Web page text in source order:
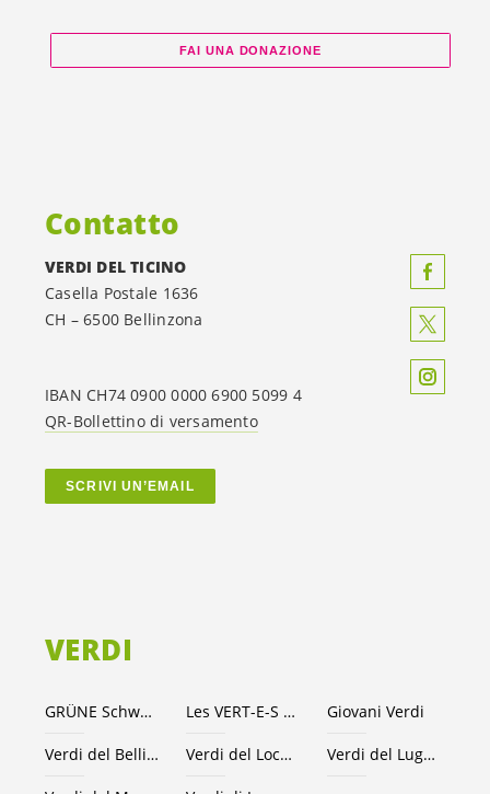
VERDI
GRÜNE Schweiz Les VERT-E-S suisses Giovani Verdi
Verdi del Bellinzonese e valli Verdi del Locarnese Verdi del Luganese
FAI UNA DONAZIONE
Contatto
VERDI DEL TICINO
Casella Postale 1636
CH – 6500 Bellinzona
IBAN CH74 0900 0000 6900 5099 4
QR-Bollettino di versamento
SCRIVI UN’EMAIL